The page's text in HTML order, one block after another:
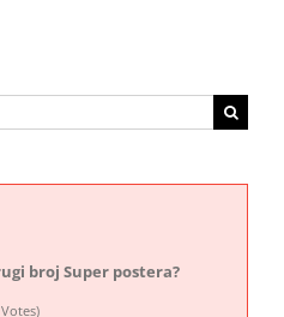
broj Super postera?